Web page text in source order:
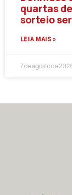
quartas
sorteio
LEIA MAIS »
7 de agosto de